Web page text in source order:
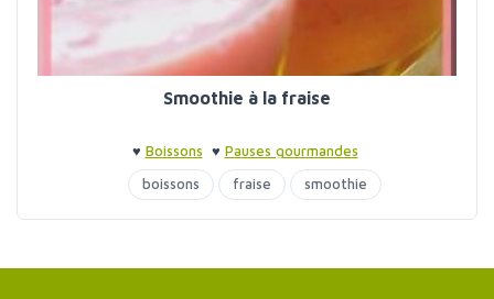
Smoothie à la fraise
♥ Boissons ♥ Pauses gourmandes
boissons
fraise smoothie